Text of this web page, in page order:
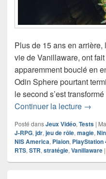
Plus de 15 ans en
vie de Vanillaware, ont
apparemment bouclé en
Odin Sphere pourtant
le second s’est
Continuer la lecture →
Posté dansJeux Vidéo, Tests |
J-RPG, jdr, jeu de rôle, magie,
NIS America, Plaion, PlayStation
RTS, STR, stratégie, Vanillaware |